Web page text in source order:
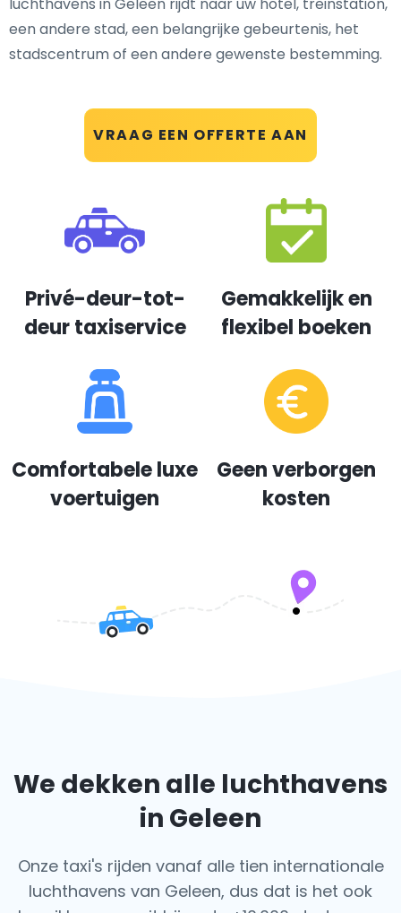
VRAAG EEN OFFERTE AAN
een andere stad, een belangrijke gebeurtenis, het
stadscentrum of een andere gewenste bestemming.
Privé-deur-tot-
deur taxiservice
Gemakkelijk en
flexibel boeken
Comfortabele luxe
voertuigen
Geen verborgen
kosten
We dekken alle luchthavens
in Geleen
Onze taxi's rijden vanaf alle tien internationale
luchthavens van Geleen, dus dat is het ook